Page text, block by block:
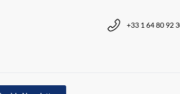
+33 1 64 80 92